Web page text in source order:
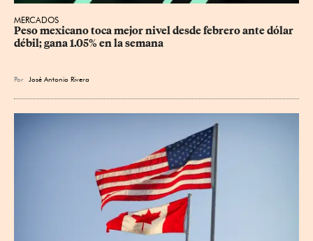
MERCADOS
Peso mexicano toca mejor nivel desde febrero ante dólar
débil; gana 1.05% en la semana
Por José Antonio Rivera